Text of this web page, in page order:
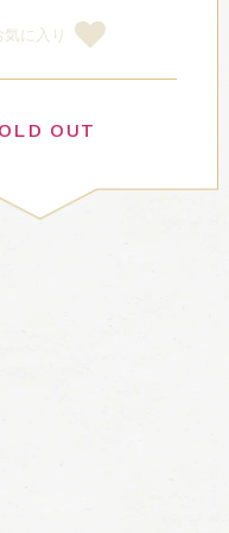
気に入り
OUT